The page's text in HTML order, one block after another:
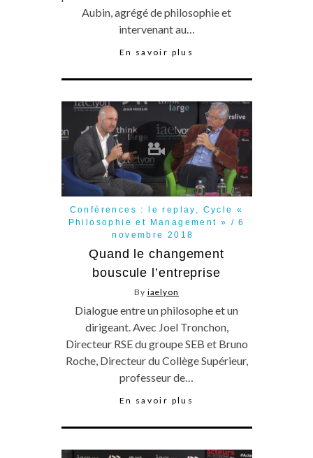
Aubin, agrégé de philosophie et
intervenant au…
En savoir plus
Conférences : le replay , Cycle «
Philosophie et Management »
6
novembre 2018
Quand le changement
bouscule l’entreprise
By iaelyon
Dialogue entre un philosophe et un
dirigeant. Avec Joel Tronchon,
Directeur RSE du groupe SEB et Bruno
Roche, Directeur du Collège Supérieur,
professeur de…
En savoir plus